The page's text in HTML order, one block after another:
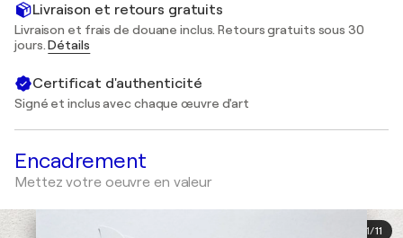
Livraison et retours gratuits
Livraison et frais de douane inclus. Retours gratuits sous 30
jours.Détails
Certificat d'authenticité
Signé et inclus avec chaque œuvre d'art
Encadrement
Mettez votre oeuvre en valeur
1/11